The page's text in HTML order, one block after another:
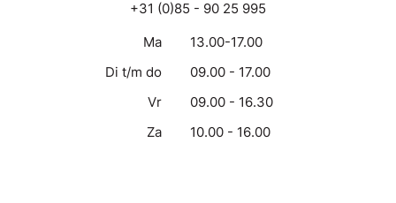
+31 (0)85 - 90 25 995
Ma
13.00-17.00
Di t/m do
09.00 - 17.00
Vr
09.00 - 16.30
Za
10.00 - 16.00